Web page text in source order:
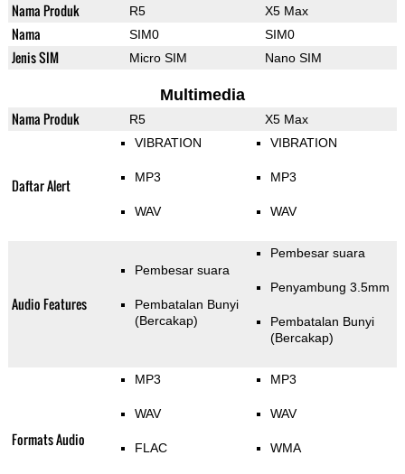
Nama Produk R5 X5 Max
Nama SIM0 SIM0
Jenis SIM Micro SIM Nano SIM
Multimedia
Nama Produk R5 X5 Max
Daftar Alert
VIBRATION
MP3
WAV
VIBRATION
MP3
WAV
Audio Features
Pembesar suara
Pembatalan Bunyi
(Bercakap)
Pembesar suara
Penyambung 3.5mm
Pembatalan Bunyi
(Bercakap)
Formats Audio
MP3
WAV
FLAC
MP3
WAV
WMA